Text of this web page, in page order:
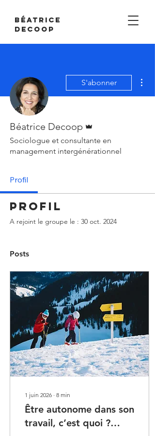
Béatrice
Decoop
S'abonner
Béatrice Decoop
Sociologue et consultante en
management intergénérationnel
Profil
Profil
A rejoint le groupe le : 30 oct. 2024
Posts
1 juin 2026 ∙ 8 min
Être autonome dans son
travail, c’est quoi ?